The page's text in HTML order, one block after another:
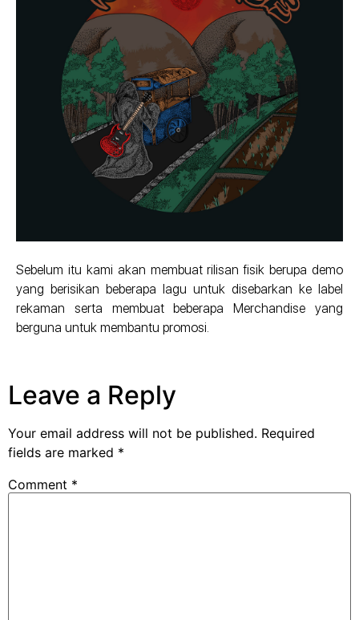
Sebelum itu kami akan membuat rilisan fisik berupa demo
yang berisikan beberapa lagu untuk disebarkan ke label
rekaman serta membuat beberapa Merchandise yang
berguna untuk membantu promosi.
Leave a Reply
Your email address will not be published. Required
fields are marked *
Comment *